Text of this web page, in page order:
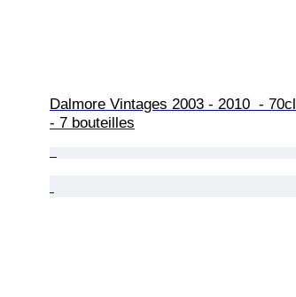
Dalmore Vintages 2003 - 2010  - 70cl
- 7 bouteilles